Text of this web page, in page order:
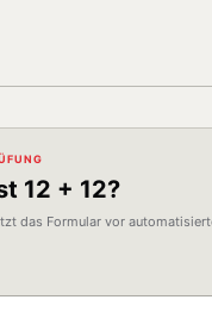
12 + 12?
das Formular vor